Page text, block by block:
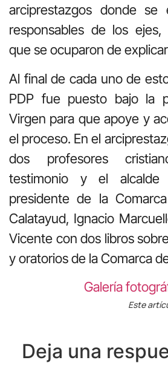
arciprestazgos donde se
responsables de los
que se ocuparon de
Al final de cada uno de
PDP fue puesto bajo la
Virgen para que apoye y
el proceso. En el
dos profesores
testimonio y el
presidente de la
Calatayud, Ignacio
Vicente con dos libros
y oratorios de la Comarca
Galería
Este
Deja una